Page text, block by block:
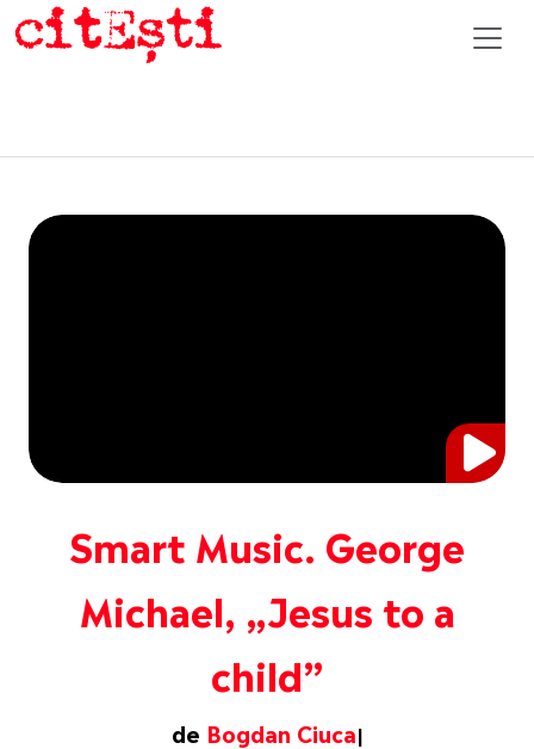
Smart Music. George
Michael, „Jesus to a
child”
de Bogdan Ciuca